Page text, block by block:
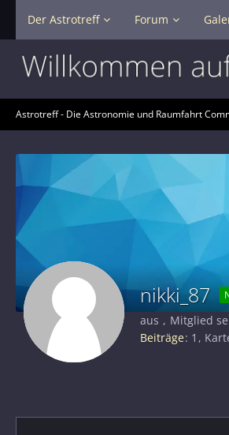
Der Astrotreff Forum
Astrotreff - Die Astronomie und Raumfahrt
nikki_87
aus
Mitglied
Beiträge 1